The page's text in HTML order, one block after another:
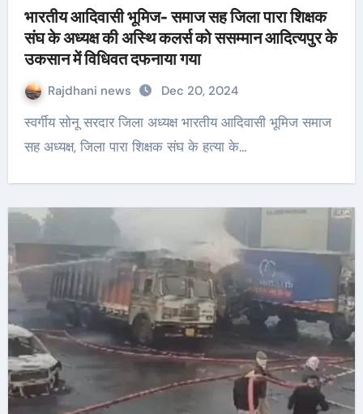
भारतीय आदिवासी भूमिज- समाज सह जिला पारा शिक्षक
संघ के अध्यक्ष की अस्थि कलर्स को ससम्मान आदित्यपुर के
उकसान में विधिवत दफनाया गया
Rajdhani news Dec 20, 2024
स्वर्गीय सोनू सरदार जिला अध्यक्ष भारतीय आदिवासी भूमिज समाज
सह अध्यक्ष, जिला पारा शिक्षक संघ के हत्या के…